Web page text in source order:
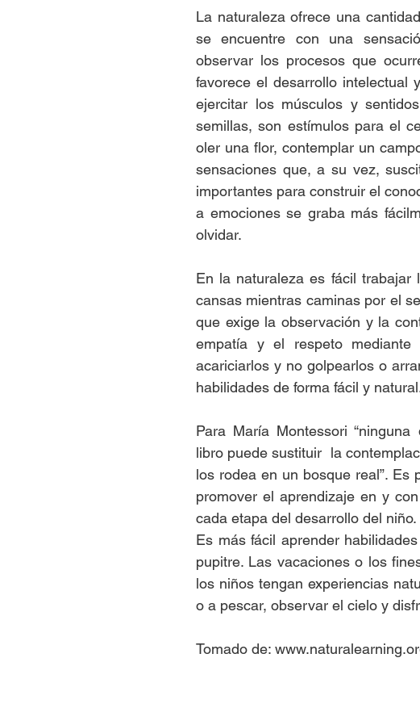
La naturaleza ofrece una
se encuentre con una
observar los procesos que
favorece el desarrollo intelectual
ejercitar los músculos y
semillas, son estímulos para el
oler una flor, contemplar un
sensaciones que, a su vez,
importantes para construir el
a emociones se graba más
olvidar.
En la naturaleza es fácil
cansas mientras caminas por el
que exige la observación y la
empatía y el respeto
acariciarlos y no golpearlos o
habilidades de forma fácil y
Para María Montessori
libro puede sustituir  la
los rodea en un bosque real”.
promover el aprendizaje en y
cada etapa del desarrollo del niño.
Es más fácil aprender
pupitre. Las vacaciones o los
los niños tengan experiencias
o a pescar, observar el cielo y
Tomado de: